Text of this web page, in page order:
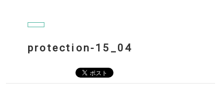
protection-15_04